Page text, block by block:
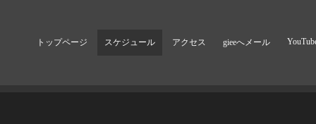
トップページ スケジュール アクセス gieeへメール